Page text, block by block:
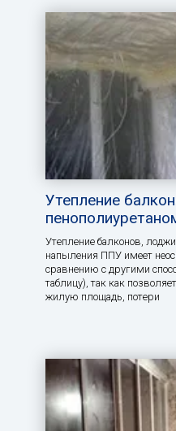
Утепление
Утепление балконов,
напыления ППУ имеет
сравнению с другими
таблицу), так как
жилую площадь, потери